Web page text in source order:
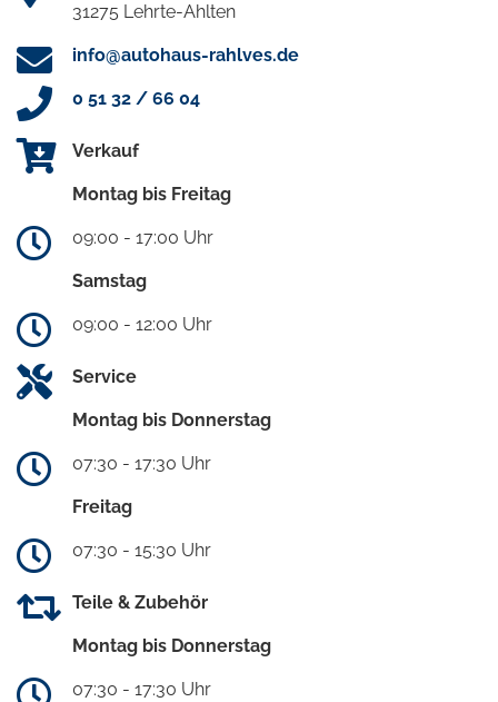
31275 Lehrte-Ahlten
info@autohaus-rahlves.de
0 51 32 / 66 04
Verkauf
Montag bis Freitag
09:00 - 17:00 Uhr
Samstag
09:00 - 12:00 Uhr
Service
Montag bis Donnerstag
07:30 - 17:30 Uhr
Freitag
07:30 - 15:30 Uhr
Teile & Zubehör
Montag bis Donnerstag
07:30 - 17:30 Uhr